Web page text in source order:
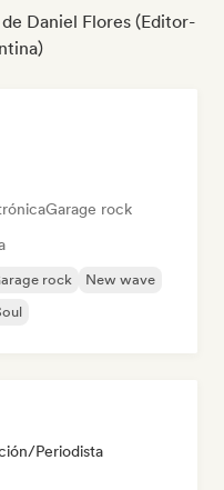
Daniel Flores (Editor-
Garage rock
rock
New wave
Periodista